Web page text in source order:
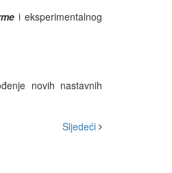
i eksperimentalnog
novih nastavnih
Sljedeći